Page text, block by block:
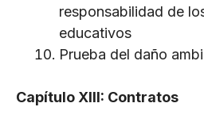
responsabilidad de
educativos
Prueba del daño
Capítulo XIII: Contratos